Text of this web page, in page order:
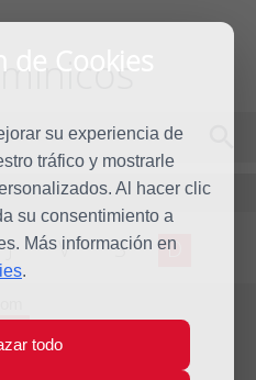
de Cookies
su experiencia de
tráfico y mostrarle
Al hacer clic
su consentimiento a
Más información en
.
todo
J V S D